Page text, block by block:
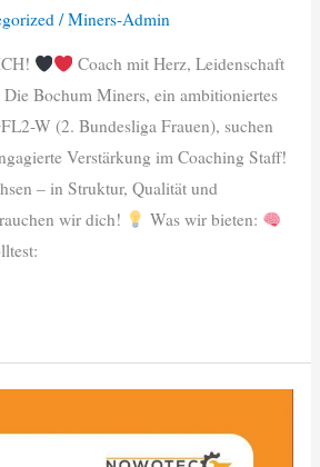
/Miners-Admin
Coach mit Herz, Leidenschaft
Bochum Miners, ein ambitioniertes
W (2. Bundesliga Frauen), suchen
Verstärkung im Coaching Staff!
– in Struktur, Qualität und
wir dich!
Was wir bieten: